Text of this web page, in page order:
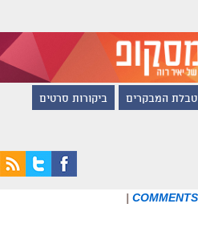
טבלת המבקרים ביקורות סרטים
|